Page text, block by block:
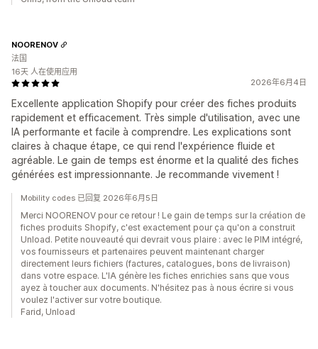
2026年6月4日
Excellente application Shopify pour créer des fiches produits
rapidement et efficacement. Très simple d'utilisation, avec une
IA performante et facile à comprendre. Les explications sont
claires à chaque étape, ce qui rend l'expérience fluide et
agréable. Le gain de temps est énorme et la qualité des fiches
générées est impressionnante. Je recommande vivement !
NOORENOV
法国
16天 人在使用应用
Mobility codes 已回复 2026年6月5日
Merci NOORENOV pour ce retour ! Le gain de temps sur la création de
fiches produits Shopify, c'est exactement pour ça qu'on a construit
Unload. Petite nouveauté qui devrait vous plaire : avec le PIM intégré,
vos fournisseurs et partenaires peuvent maintenant charger
directement leurs fichiers (factures, catalogues, bons de livraison)
dans votre espace. L'IA génère les fiches enrichies sans que vous
ayez à toucher aux documents. N'hésitez pas à nous écrire si vous
voulez l'activer sur votre boutique.
Farid, Unload